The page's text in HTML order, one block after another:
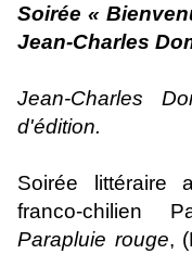
Soirée «
Jean-Charles
Jean-Charles
d'édition.
Soirée littéraire
franco-chilien
Parapluie rouge,